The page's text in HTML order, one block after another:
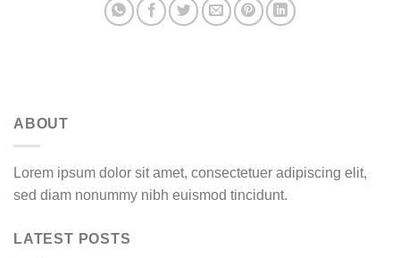
ABOUT
Lorem ipsum dolor sit amet, consectetuer adipiscing elit,
sed diam nonummy nibh euismod tincidunt.
LATEST POSTS